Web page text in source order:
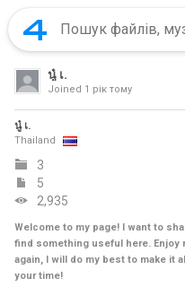
นู๋ เ.
Joined 1 рік тому
นู๋ เ.
Thailand
3
5
2,935
Welcome to my page! I want to
find something useful here. Enjoy
again, I will do my best to make it
your time!